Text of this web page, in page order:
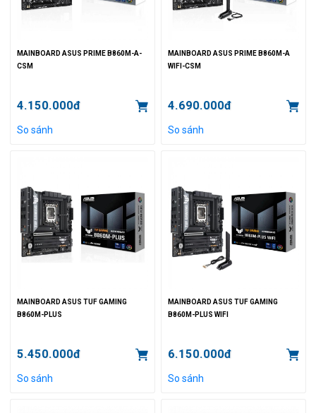
MAINBOARD ASUS PRIME B860M-A-
CSM
4.150.000đ
So sánh
MAINBOARD ASUS PRIME B860M-A
WIFI-CSM
4.690.000đ
So sánh
MAINBOARD ASUS TUF GAMING
B860M-PLUS
5.450.000đ
So sánh
MAINBOARD ASUS TUF GAMING
B860M-PLUS WIFI
6.150.000đ
So sánh